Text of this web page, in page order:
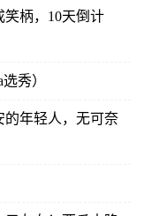
柄，10天倒计
秀）
的年轻人，无可奈